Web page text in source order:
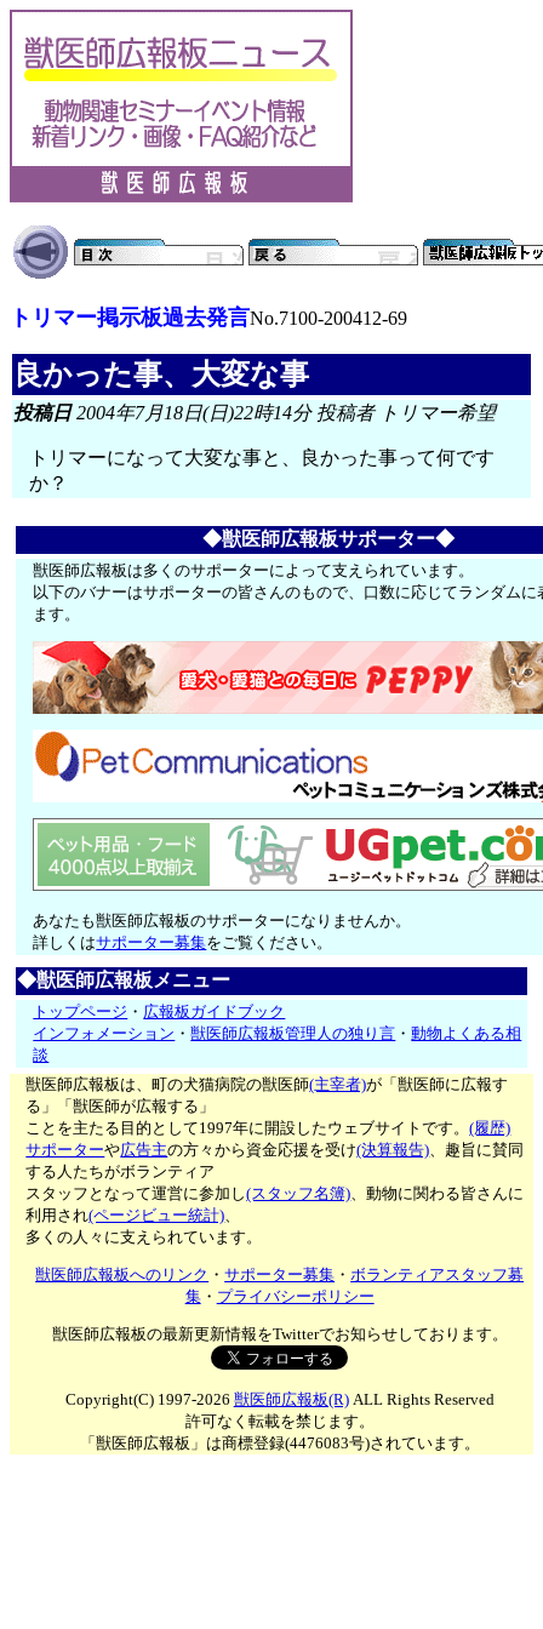
トリマー掲示板過去発言No.7100-200412-69
良かった事、大変な事
投稿日2004年7月18日(日)22時14分 投稿者 トリマー希望
トリマーになって大変な事と、良かった事って何です
か？
◆獣医師広報板サポーター◆
獣医師広報板は多くのサポーターによって支えられています。
以下のバナーはサポーターの皆さんのもので、口数に応じてランダムに
ます。
あなたも獣医師広報板のサポーターになりませんか。
詳しくはサポーター募集をご覧ください。
◆獣医師広報板メニュー
トップページ ・ 広報板ガイドブック
インフォメーション ・獣医師広報板管理人の独り言 ・動物よくある相
談
獣医師広報板は、町の犬猫病院の獣医師(主宰者)が「獣医師に広報す
る」「獣医師が広報する」
ことを主たる目的として1997年に開設したウェブサイトです。(履歴)
サポーターや広告主の方々から資金応援を受け(決算報告)、趣旨に賛同
する人たちがボランティア
スタッフとなって運営に参加し(スタッフ名簿)、動物に関わる皆さんに
利用され(ページビュー統計)、
多くの人々に支えられています。
獣医師広報板へのリンク ・サポーター募集 ・ボランティアスタッフ募
集・ プライバシーポリシー
獣医師広報板の最新更新情報をTwitterでお知らせしております。
Copyright(C) 1997-2026 獣医師広報板(R)ALL Rights Reserved
許可なく転載を禁じます。
「獣医師広報板」は商標登録(4476083号)されています。